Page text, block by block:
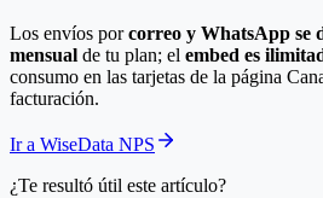
Los envíos porcorreo y WhatsApp se
mensual de tu plan; el embed es
consumo en las tarjetas de la página
facturación.
Ir a WiseData NPS
¿Te resultó útil este artículo?